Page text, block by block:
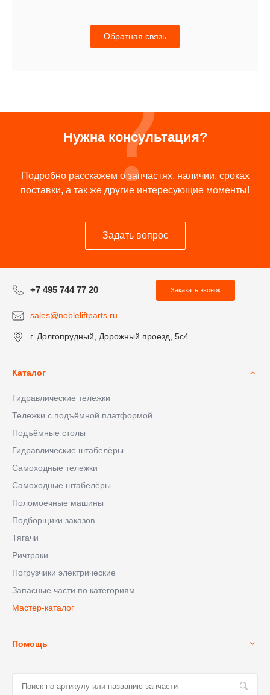
Обратная связь
Нужна консультация?
Подробно расскажем о запчастях, наличии, сроках
поставки, а так же другие интересующие моменты!
Задать вопрос
+7 495 744 77 20 Заказать звонок
sales@nobleliftparts.ru
г. Долгопрудный, Дорожный проезд, 5с4
Каталог
Гидравлические тележки
Тележки с подъёмной платформой
Подъёмные столы
Гидравлические штабелёры
Самоходные тележки
Самоходные штабелёры
Поломоечные машины
Подборщики заказов
Тягачи
Ричтраки
Погрузчики электрические
Запасные части по категориям
Мастер-каталог
Помощь